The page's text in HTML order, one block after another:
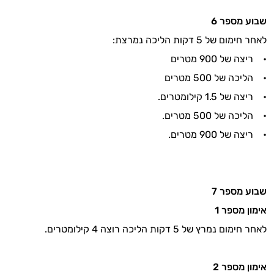
שבוע מספר 6
לאחר חימום של 5 דקות הליכה נמרצת:
• ריצה של 900 מטרים
• הליכה של 500 מטרים
• ריצה של 1.5 קילומטרים.
• הליכה של 500 מטרים.
• ריצה של 900 מטרים.
שבוע מספר 7
אימון מספר 1
לאחר חימום נמרץ של 5 דקות הליכה רוצה 4 קילומטרים.
אימון מספר 2